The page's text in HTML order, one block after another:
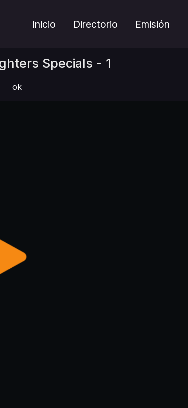
Inicio Directorio Emisión
Specials - 1
ok